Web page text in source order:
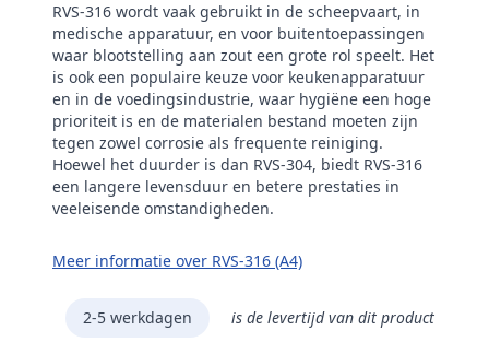
RVS-316 wordt vaak gebruikt in de scheepvaart, in
medische apparatuur, en voor buitentoepassingen
waar blootstelling aan zout een grote rol speelt. Het
is ook een populaire keuze voor keukenapparatuur
en in de voedingsindustrie, waar hygiëne een hoge
prioriteit is en de materialen bestand moeten zijn
tegen zowel corrosie als frequente reiniging.
Hoewel het duurder is dan RVS-304, biedt RVS-316
een langere levensduur en betere prestaties in
veeleisende omstandigheden.
Meer informatie over RVS-316 (A4)
2-5 werkdagen is de levertijd van dit product